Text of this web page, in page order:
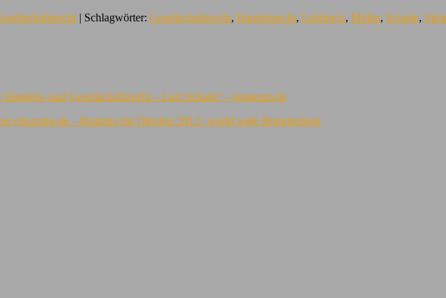
| Schlagwörter: Gesellschaftsrecht, Handelsrecht, Lehrbuch, Müller, Schade,
und Gesellschaftsrecht – Lutz Schade" - jusmeum.de
ebuzzing.de – Ranking für Oktober 2012 | world wide Brandenburg